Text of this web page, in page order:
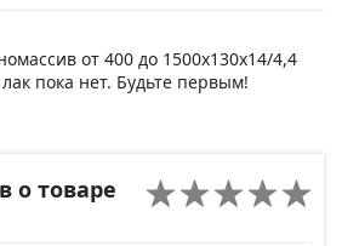
от 400 до 1500х130х14/4,4
пока нет. Будьте первым!
о товаре